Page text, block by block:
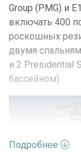
Group (PMG) и
включать 400
роскошных
двумя
и 2 Presidential
бассейном).
Подробнее